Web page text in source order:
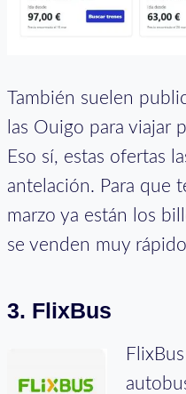
También suelen
las Ouigo para viajar
Eso sí, estas ofertas
antelación. Para que
marzo ya están los
se venden muy
3. FlixBus